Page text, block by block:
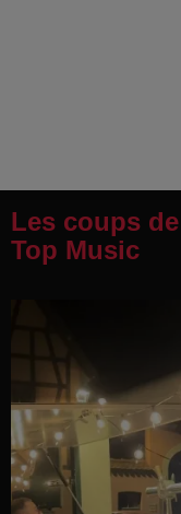
Les coups
Top Music